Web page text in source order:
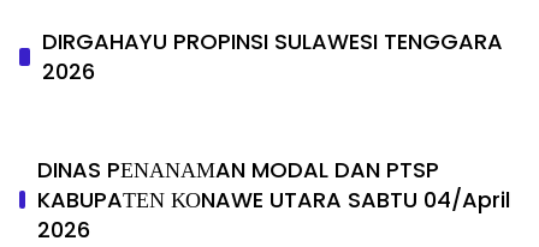
DIRGAHAYU PROPINSI SULAWESI TENGGARA
2026
DINAS PΕΝΑΝΑΜAN MODAL DAN PTSP
KABUPAΤΕΝ ΚΟNAWE UTARA SABTU 04/April
2026